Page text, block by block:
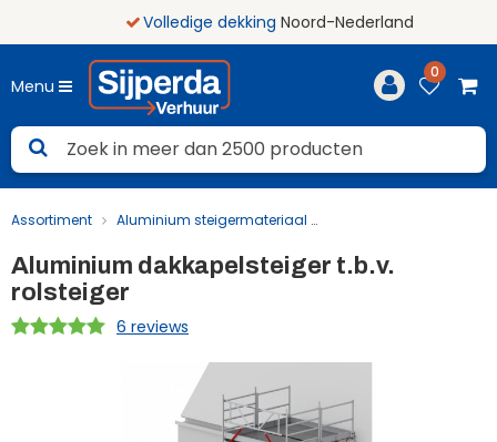
Volledige dekkingNoord-Nederland
Menu
0
Assortiment Aluminium steigermateriaal
Aluminium dakkapelsteiger t.b.v.
rolsteiger
6 reviews